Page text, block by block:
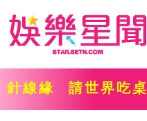
針線緣 請世界吃桌